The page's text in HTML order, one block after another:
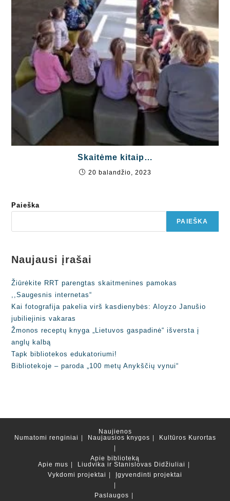
Skaitėme kitaip…
20 balandžio, 2023
Paieška
PAIEŠKA
Naujausi įrašai
Žiūrėkite RRT parengtas skaitmenines pamokas
,,Saugesnis internetas“
Kai fotografija pakelia virš kasdienybės: Aloyzo Janušio
jubiliejinis vakaras
Žmonos receptų knyga „Lietuvos gaspadinė“ išversta į
anglų kalbą
Tapk bibliotekos edukatoriumi!
Bibliotekoje – paroda „100 metų Anykščių vynui“
Naujienos
Numatomi renginiai
Naujausios knygos Kultūros Kurortas
Apie biblioteką
Apie mus
Liudvika ir Stanislovas Didžiuliai
Vykdomi projektai
Įgyvendinti projektai
Paslaugos